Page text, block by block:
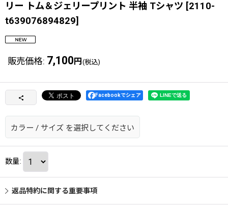
リー トム＆ジェリープリント 半袖 Tシャツ [2110-
t639076894829]
販売価格: 7,100 円 (税込)
Facebookでシェア
カラー / サイズ を選択してください
数量:
返品特約に関する重要事項